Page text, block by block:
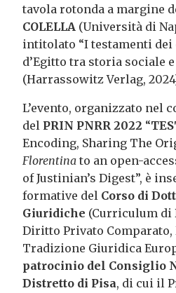
tavola rotonda a margine
COLELLA (Università di
intitolato “I testamenti
d’Egitto tra storia sociale
(Harrassowitz Verlag,
L’evento, organizzato nel
del PRIN PNRR 2022 “
Encoding, Sharing The
Florentina to an open-
of Justinian’s Digest”, è
formative del Corso di
Giuridiche (Curriculum di
Diritto Privato
Tradizione Giuridica
patrocinio del Consiglio
Distretto di Pisa, di cui il